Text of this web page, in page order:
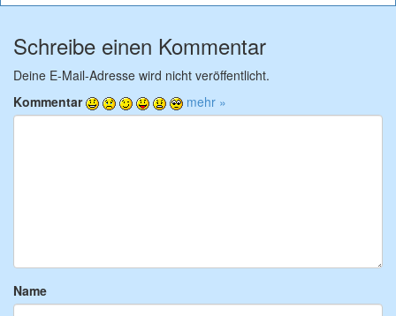
Schreibe einen Kommentar
Deine E-Mail-Adresse wird nicht veröffentlicht.
Kommentar
mehr »
Name